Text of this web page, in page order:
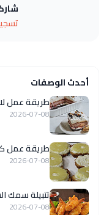
أحدث الوصفات
طريقة عمل
2026-07-08
طريقة عمل
2026-07-08
تتبيلة سمك
2026-07-08